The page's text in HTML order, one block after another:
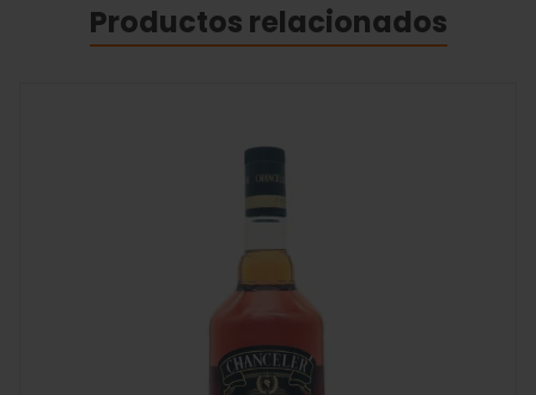
Productos relacionados